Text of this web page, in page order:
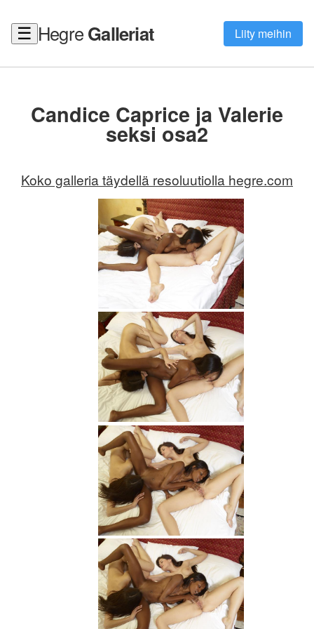
☰ HegreGalleriat Liity meihin
Candice Caprice ja Valerie
seksi osa2
Koko galleria täydellä resoluutiolla hegre.com